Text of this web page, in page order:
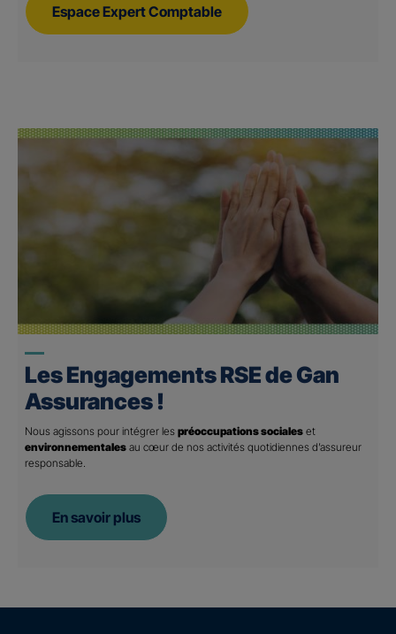
Espace Expert Comptable
Les Engagements RSE de Gan
Assurances !
Nous agissons pour intégrer les préoccupations sociales et
environnementales au cœur de nos activités quotidiennes d’assureur
responsable.
En savoir plus